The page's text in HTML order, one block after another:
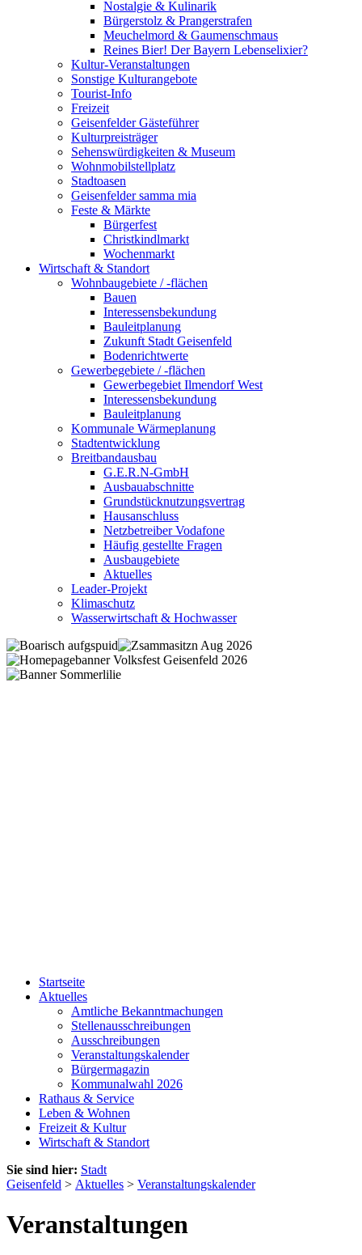
Nostalgie & Kulinarik
Bürgerstolz & Prangerstrafen
Meuchelmord & Gaumenschmaus
Reines Bier! Der Bayern Lebenselixier?
Kultur-Veranstaltungen
Sonstige Kulturangebote
Tourist-Info
Freizeit
Geisenfelder Gästeführer
Kulturpreisträger
Sehenswürdigkeiten & Museum
Wohnmobilstellplatz
Stadtoasen
Geisenfelder samma mia
Feste & Märkte
Bürgerfest
Christkindlmarkt
Wochenmarkt
Wirtschaft & Standort
Wohnbaugebiete / -flächen
Bauen
Interessensbekundung
Bauleitplanung
Zukunft Stadt Geisenfeld
Bodenrichtwerte
Gewerbegebiete / -flächen
Gewerbegebiet Ilmendorf West
Interessensbekundung
Bauleitplanung
Kommunale Wärmeplanung
Stadtentwicklung
Breitbandausbau
G.E.R.N-GmbH
Ausbauabschnitte
Grundstücknutzungsvertrag
Hausanschluss
Netzbetreiber Vodafone
Häufig gestellte Fragen
Ausbaugebiete
Aktuelles
Leader-Projekt
Klimaschutz
Wasserwirtschaft & Hochwasser
Startseite
Aktuelles
Amtliche Bekanntmachungen
Stellenausschreibungen
Ausschreibungen
Veranstaltungskalender
Bürgermagazin
Kommunalwahl 2026
Rathaus & Service
Leben & Wohnen
Freizeit & Kultur
Wirtschaft & Standort
Sie sind hier: Stadt
Geisenfeld > Aktuelles > Veranstaltungskalender
Veranstaltungen